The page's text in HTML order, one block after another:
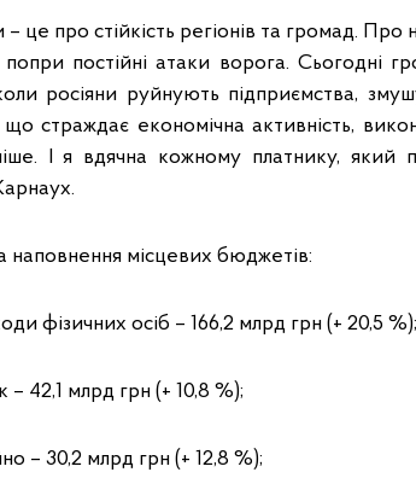
– це про стійкість регіонів та громад.
постійні атаки ворога. Сьогодні
росіяни руйнують підприємства,
що страждає економічна активність,
І я вдячна кожному платнику, який
наповнення місцевих бюджетів:
фізичних осіб – 166,2 млрд грн (+ 20,5 %);
42,1 млрд грн (+ 10,8 %);
– 30,2 млрд грн (+ 12,8 %);